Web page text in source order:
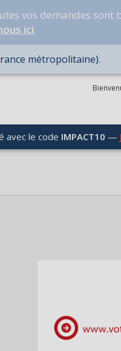
vos demandes sont
ici.
métropolitaine).
avec le code IMPACT10 —